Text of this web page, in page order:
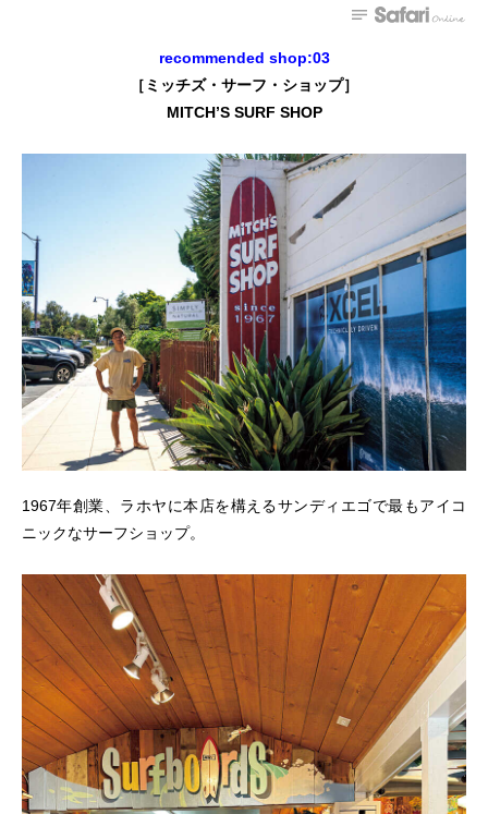
recommended shop:03
［ミッチズ・サーフ・ショップ］
MITCH’S SURF SHOP
1967年創業、ラホヤに本店を構えるサンディエゴで最もアイコ
ニックなサーフショップ。